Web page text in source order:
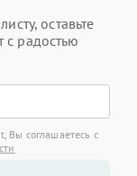
оставьте
радостью
Вы соглашаетесь с